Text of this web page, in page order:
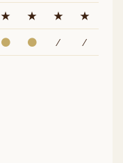
★ ★ ★
★
● ● ⁄
⁄